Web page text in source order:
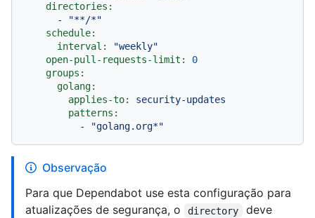
directories:
-
"**/*"
schedule:
interval:
"weekly"
open-pull-requests-limit:
0
groups:
golang:
applies-to:
security-updates
patterns:
-
"golang.org*"
Observação
Para que Dependabot use esta configuração para
atualizações de segurança, o
directory
deve